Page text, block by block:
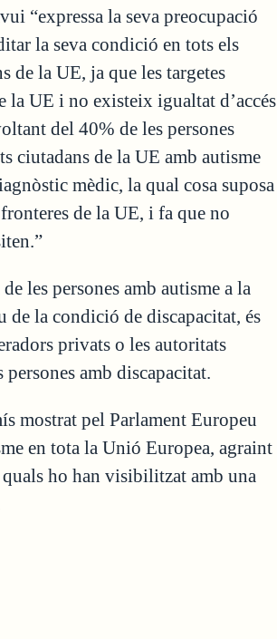
“expressa la seva preocupació
la seva condició en tots els
de la UE, ja que les targetes
la UE i no existeix igualtat d’accés
del 40% de les persones
ciutadans de la UE amb autisme
mèdic, la qual cosa suposa
de la UE, i fa que no
les persones amb autisme a la
la condició de discapacitat, és
privats o les autoritats
amb discapacitat.
mostrat pel Parlament Europeu
en tota la Unió Europea, agraint
ho han visibilitzat amb una